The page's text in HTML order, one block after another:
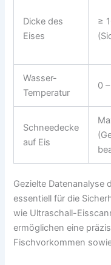
Dicke des
Eises
≥
Wasser-
Temperatur
0
Schneedecke
auf Eis
Gezielte Datenanalyse
essentiell für die
wie Ultraschall-
ermöglichen eine
Fischvorkommen